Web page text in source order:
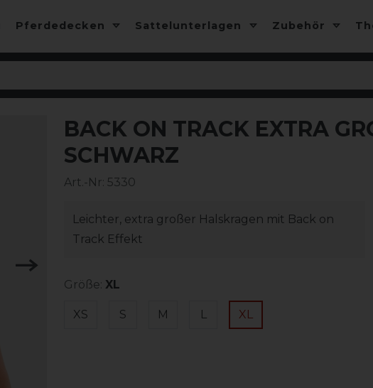
Pferdedecken Sattelunterlagen Zubehör
BACK ON TRACK EXTRA
CHWARZ
Art.-Nr: 5330
Leichter, extra großer Halskragen mit Back on
Track Effekt
Größe: XL
XS S M L XL